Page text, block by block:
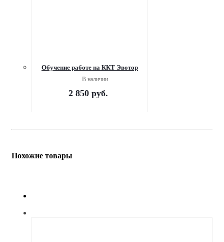
Обучение работе на ККТ Эвотор
В наличии
2 850руб.
Похожие товары